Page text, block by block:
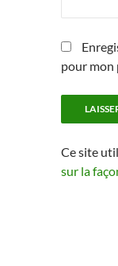
pour mon
Ce site
sur la